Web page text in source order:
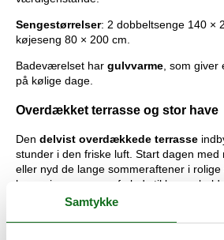
Sengestørrelser: 2 dobbeltsenge 140 ×
køjeseng 80 × 200 cm.
Badeværelset har gulvvarme , som
på kølige dage.
Overdækket terrasse og stor have
Den delvist overdækkede terrasse
stunder i den friske luft. Start dagen
eller nyd de lange sommeraftener i
have giver masser af plads til leg og
glæde sig overgyngen
Rolig beliggenhed tæt på naturen
Samtykke